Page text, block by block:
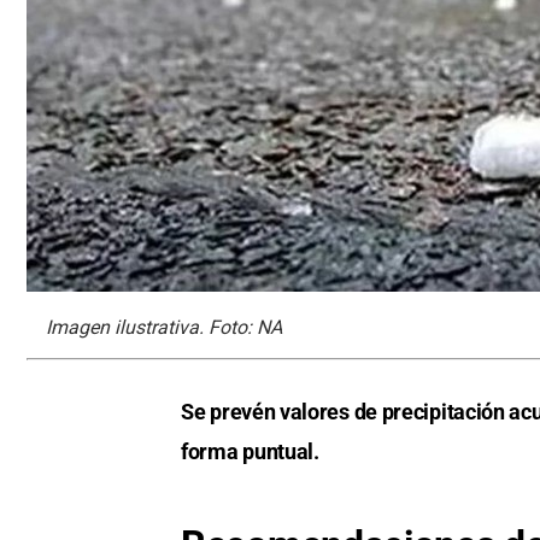
Imagen ilustrativa. Foto: NA
Se prevén valores de precipitación
forma puntual.